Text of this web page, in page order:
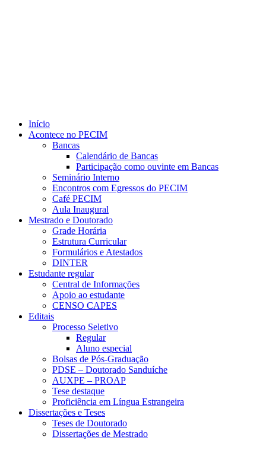
Início
Acontece no PECIM
Bancas
Calendário de Bancas
Participação como ouvinte em Bancas
Seminário Interno
Encontros com Egressos do PECIM
Café PECIM
Aula Inaugural
Mestrado e Doutorado
Grade Horária
Estrutura Curricular
Formulários e Atestados
DINTER
Estudante regular
Central de Informações
Apoio ao estudante
CENSO CAPES
Editais
Processo Seletivo
Regular
Aluno especial
Bolsas de Pós-Graduação
PDSE – Doutorado Sanduíche
AUXPE – PROAP
Tese destaque
Proficiência em Língua Estrangeira
Dissertações e Teses
Teses de Doutorado
Dissertações de Mestrado